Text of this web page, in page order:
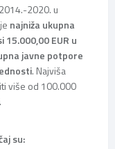
2020. u
najniža ukupna
EUR u
javne potpore
. Najviša
više od 100.000
su: